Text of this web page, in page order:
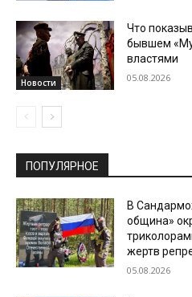
Новости
Что
бывшем
властями
05.08.2026
ПОПУЛЯРНОЕ
В
община»
жертв
05.08.2026